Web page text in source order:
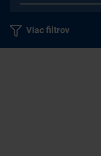
Viac filtrov